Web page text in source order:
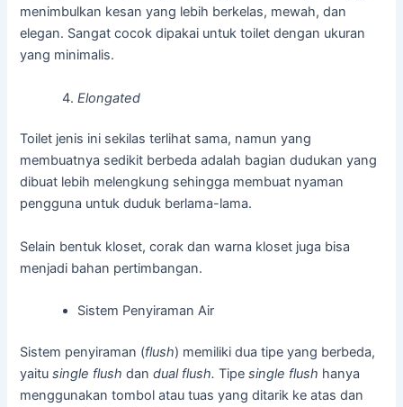
menimbulkan kesan yang lebih berkelas, mewah, dan
elegan. Sangat cocok dipakai untuk toilet dengan ukuran
yang minimalis.
Elongated
Toilet jenis ini sekilas terlihat sama, namun yang
membuatnya sedikit berbeda adalah bagian dudukan yang
dibuat lebih melengkung sehingga membuat nyaman
pengguna untuk duduk berlama-lama.
Selain bentuk kloset, corak dan warna kloset juga bisa
menjadi bahan pertimbangan.
Sistem Penyiraman Air
Sistem penyiraman (flush) memiliki dua tipe yang berbeda,
yaitusingle flushdandual flush.Tipesingle flush hanya
menggunakan tombol atau tuas yang ditarik ke atas dan